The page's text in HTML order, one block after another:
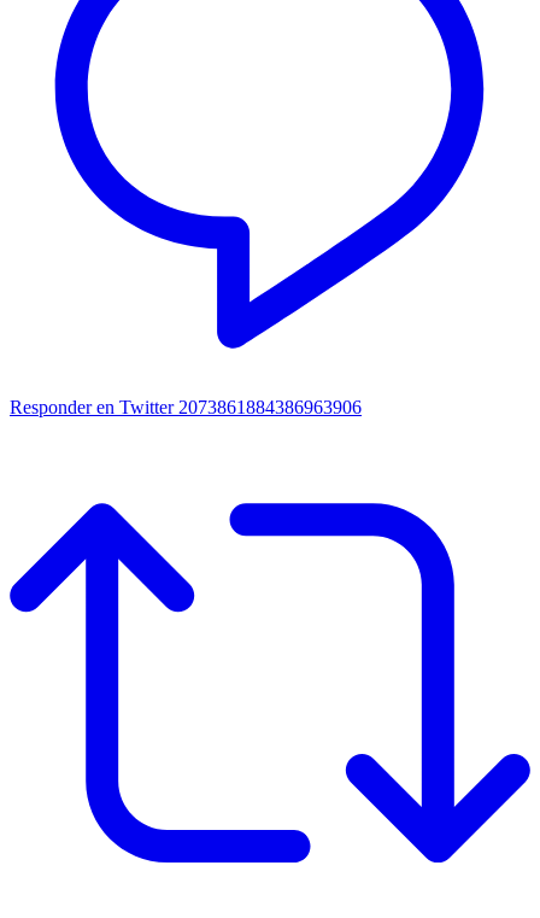
Responder en Twitter 2073861884386963906